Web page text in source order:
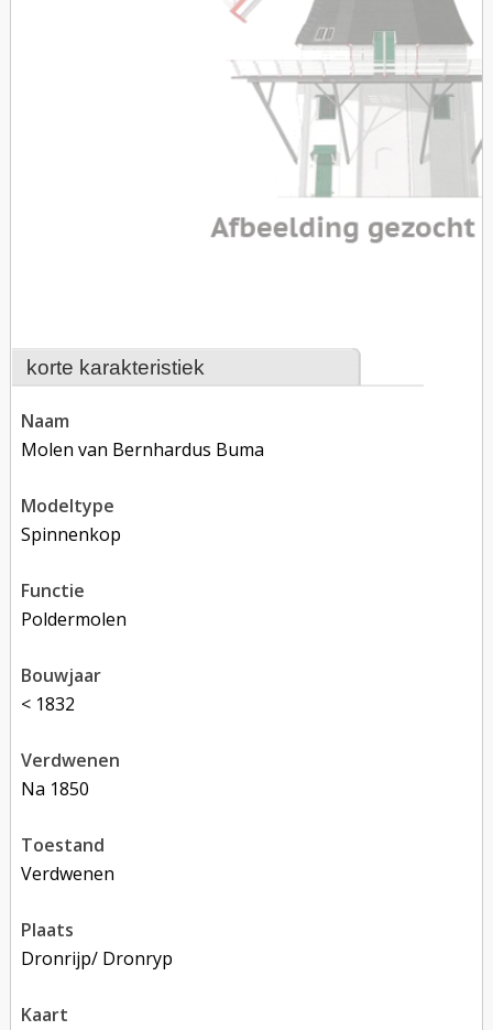
korte karakteristiek
naam
Molen van Bernhardus Buma
modeltype
Spinnenkop
functie
poldermolen
bouwjaar
< 1832
verdwenen
na 1850
toestand
verdwenen
plaats
Dronrijp/ Dronryp
kaart